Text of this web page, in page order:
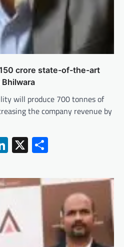
crore state-of-the-art
will produce 700 tonnes of
the company revenue by
LinkedIn
X